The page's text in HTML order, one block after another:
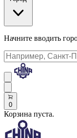
Начните вводить
0
Корзина пуста.